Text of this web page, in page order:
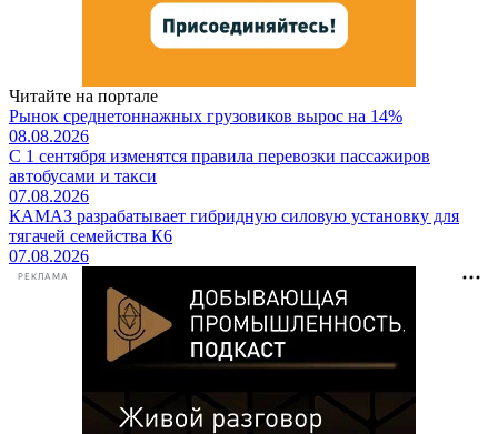
Читайте на портале
Рынок среднетоннажных грузовиков вырос на 14%
08.08.2026
С 1 сентября изменятся правила перевозки пассажиров
автобусами и такси
07.08.2026
КАМАЗ разрабатывает гибридную силовую установку для
тягачей семейства К6
07.08.2026
РЕКЛАМА